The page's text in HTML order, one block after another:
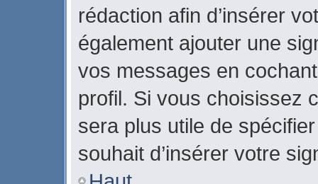
rédaction afin d’insérer
également ajouter une
vos messages en
profil. Si vous choisissez
sera plus utile de
souhait d’insérer votre